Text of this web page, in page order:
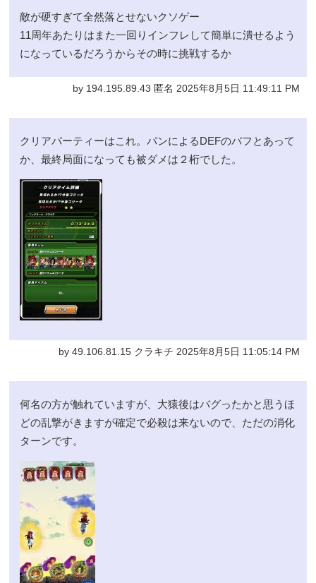
敵が硬すぎて全然落とせないクソゲー
11周年あたりはまた一回りインフレして簡単に潰せるよう
になっているだろうからその時に挑戦するか
by 194.195.89.43 匿名 2025年8月5日 11:49:11 PM
クリアパーティーはこれ。パンによるDEFのバフとあって
か、最終局面になっても被ダメは２桁でした。
by 49.106.81.15 クラキチ 2025年8月5日 11:05:14 PM
何名の方が触れていますが、大猿後はバグったかと思うほ
どの乱撃がきますが確定で必殺は来ないので、ただの消化
ターンです。